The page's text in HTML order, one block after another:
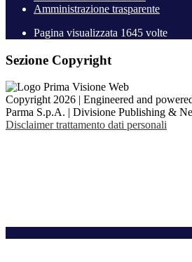
Amministrazione trasparente
Pagina visualizzata 1645 volte
Sezione Copyright
Copyright 2026 | Engineered and
Parma S.p.A. | Divisione Publishing &
Disclaimer trattamento dati personali